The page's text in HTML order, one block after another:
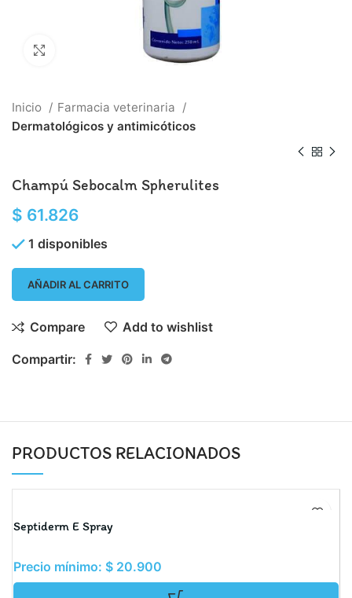
Inicio
Farmacia veterinaria
Dermatológicos y antimicóticos
Champú Sebocalm Spherulites
$ 61.826
1 disponibles
AÑADIR AL CARRITO
Compare Add to wishlist
Compartir:
PRODUCTOS RELACIONADOS
Septiderm E Spray
Precio mínimo: $ 20.900